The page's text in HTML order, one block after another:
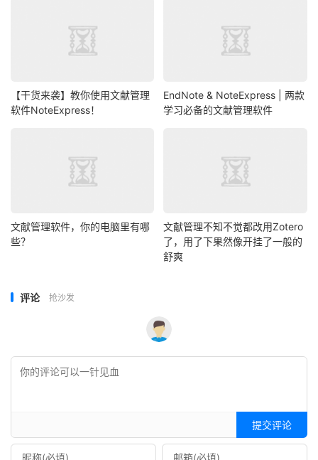
【干货来袭】教你使用文献管理
软件NoteExpress！
EndNote & NoteExpress | 两款
学习必备的文献管理软件
文献管理软件，你的电脑里有哪
些？
文献管理不知不觉都改用Zotero
了，用了下果然像开挂了一般的
舒爽
评论 抢沙发
提交评论